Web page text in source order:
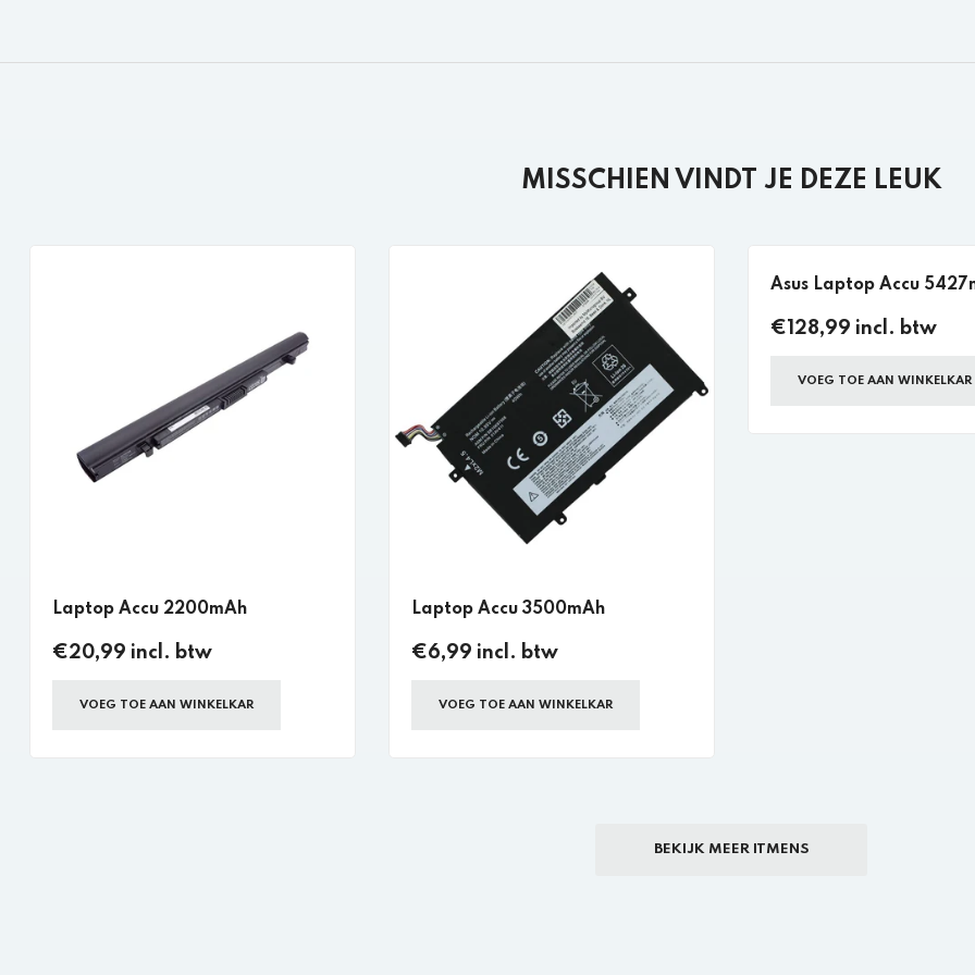
MISSCHIEN VINDT JE DEZE LEUK
Laptop Accu 2200mAh
€20,99 incl. btw
VOEG TOE AAN WINKELKAR
Laptop Accu 3500mAh
€6,99 incl. btw
VOEG TOE AAN WINKELKAR
Asus Laptop Accu
€128,99 incl. btw
VOEG TOE AAN WINKELKAR
BEKIJK MEER ITMENS